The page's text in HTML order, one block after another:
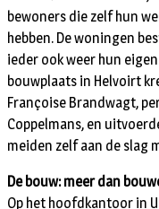
bewoners die zelf hun
hebben. De woningen
ieder ook weer hun
bouwplaats in Helvoirt
Françoise Brandwagt,
Coppelmans, en
meiden zelf aan de slag
De bouw: meer dan
Op het hoofdkantoor in